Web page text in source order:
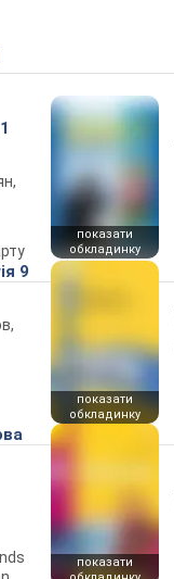
показати
обкладинку
9
показати
обкладинку
показати